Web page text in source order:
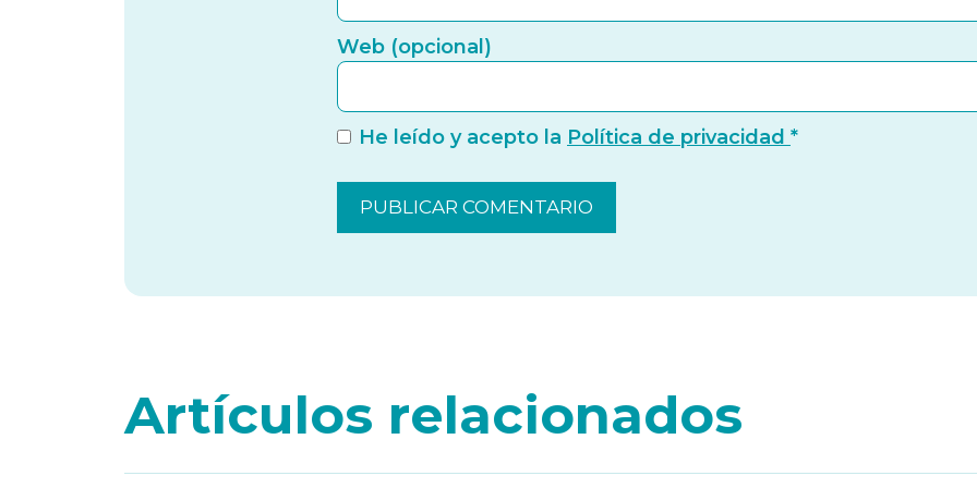
Web (opcional)
He leído y acepto la Política de privacidad *
Artículos relacionados